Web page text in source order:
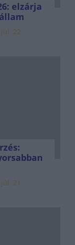
elzárja
22.
21.